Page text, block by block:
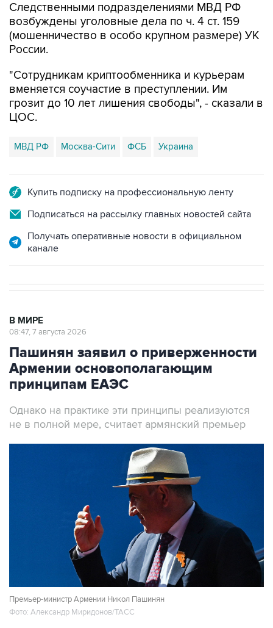
Следственными подразделениями МВД РФ
возбуждены уголовные дела по ч. 4 ст. 159
(мошенничество в особо крупном размере) УК
России.
"Сотрудникам криптообменника и курьерам
вменяется соучастие в преступлении. Им
грозит до 10 лет лишения свободы", - сказали в
ЦОС.
МВД РФ Москва-Сити ФСБ Украина
Купить подписку на профессиональную ленту
Подписаться на рассылку главных новостей сайта
Получать оперативные новости в официальном
канале
В МИРЕ
08:47, 7 августа 2026
Пашинян заявил о приверженности
Армении основополагающим
принципам ЕАЭС
Однако на практике эти принципы реализуются
не в полной мере, считает армянский премьер
Премьер-министр Армении Никол Пашинян
Фото: Александр Миридонов/ТАСС